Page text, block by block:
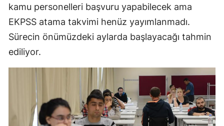
Nevşehir
Niğde
Rize
Sakarya
Samsun
kamu personelleri başvuru yapabilecek ama
EKPSS atama takvimi henüz yayımlanmadı.
Sürecin önümüzdeki aylarda başlayacağı tahmin
ediliyor.